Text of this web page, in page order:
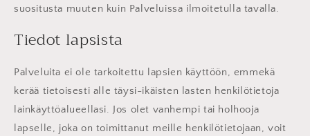
suositusta muuten kuin Palveluissa ilmoitetulla tavalla.
Tiedot lapsista
Palveluita ei ole tarkoitettu lapsien käyttöön, emmekä
kerää tietoisesti alle täysi-ikäisten lasten henkilötietoja
lainkäyttöalueellasi. Jos olet vanhempi tai holhooja
lapselle, joka on toimittanut meille henkilötietojaan, voit